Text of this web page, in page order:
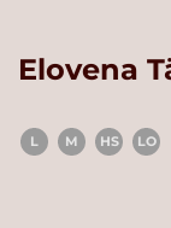
Elovena
L M HS LO